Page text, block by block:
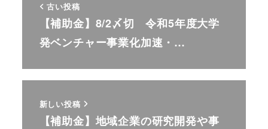
古い投稿
【補助金】8/2〆切 令和5年度大学
発ベンチャー事業化加速・…
新しい投稿
【補助金】地域企業の研究開発や事